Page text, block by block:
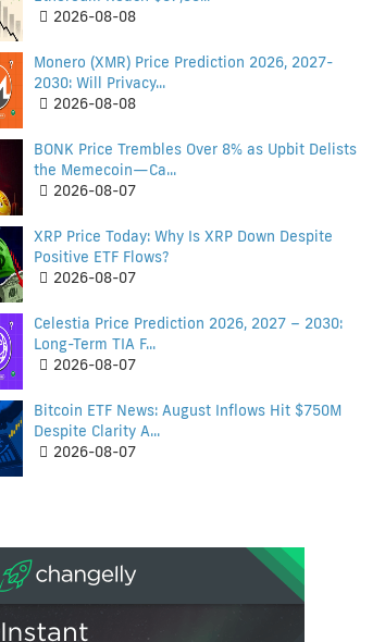
2026-08-08
Monero (XMR) Price Prediction 2026, 2027-
2030: Will Privacy...
2026-08-08
BONK Price Trembles Over 8% as Upbit Delists
the Memecoin—Ca...
2026-08-07
XRP Price Today: Why Is XRP Down Despite
Positive ETF Flows?
2026-08-07
Celestia Price Prediction 2026, 2027 – 2030:
Long-Term TIA F...
2026-08-07
Bitcoin ETF News: August Inflows Hit $750M
Despite Clarity A...
2026-08-07